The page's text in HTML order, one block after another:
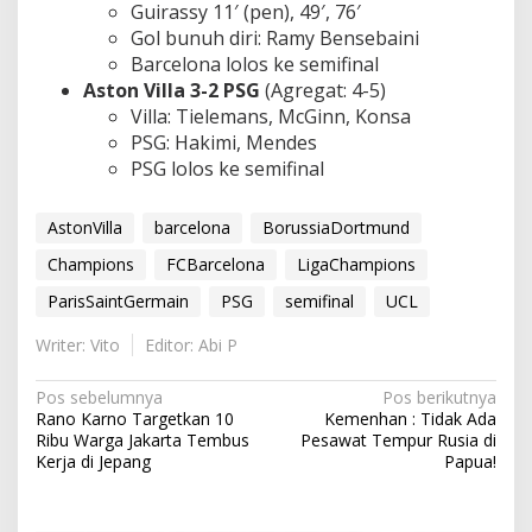
Guirassy 11′ (pen), 49′, 76′
Gol bunuh diri: Ramy Bensebaini
Barcelona lolos ke semifinal
Aston Villa 3-2 PSG (Agregat: 4-5)
Villa: Tielemans, McGinn, Konsa
PSG: Hakimi, Mendes
PSG lolos ke semifinal
AstonVilla barcelona
BorussiaDortmund
Champions
FCBarcelona
LigaChampions
ParisSaintGermain
PSG semifinal
UCL
Writer: Vito
Editor: Abi P
N
a
v
Pos sebelumnya
Rano Karno Targetkan 10
Ribu Warga Jakarta Tembus
Kerja di Jepang
Pos berikutnya
Kemenhan : Tidak Ada
Pesawat Tempur Rusia di
Papua!